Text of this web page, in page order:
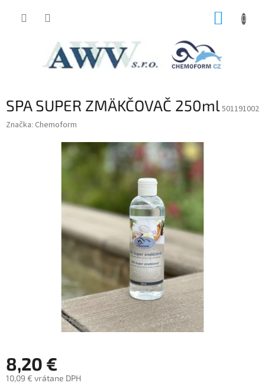
SPA SUPER ZMÄKČOVAČ 250ml501191002
Značka: Chemoform
8,20 €
10,09 € vrátane DPH